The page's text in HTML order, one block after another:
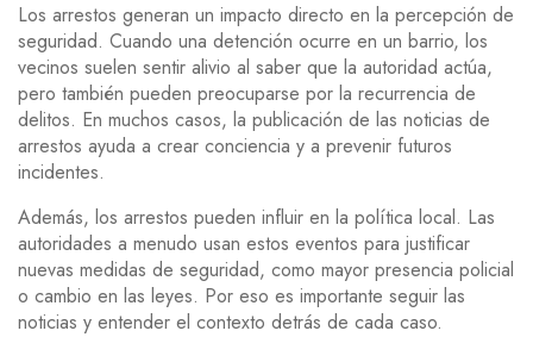
Los arrestos generan un impacto directo en la percepción de
seguridad. Cuando una detención ocurre en un barrio, los
vecinos suelen sentir alivio al saber que la autoridad actúa,
pero también pueden preocuparse por la recurrencia de
delitos. En muchos casos, la publicación de las noticias de
arrestos ayuda a crear conciencia y a prevenir futuros
incidentes.
Además, los arrestos pueden influir en la política local. Las
autoridades a menudo usan estos eventos para justificar
nuevas medidas de seguridad, como mayor presencia policial
o cambio en las leyes. Por eso es importante seguir las
noticias y entender el contexto detrás de cada caso.